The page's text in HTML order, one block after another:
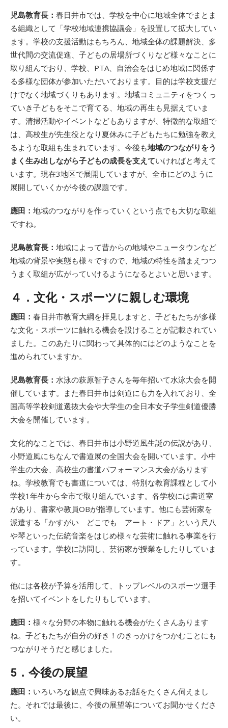
児島教育長： 春日井市では、学校を中心に地域全体でまとま
る組織として「学校地域連携協議会」を設置して拡大してい
ます。学校の支援活動はもちろん、地域全体の課題解決、多
世代間の交流促進、子どもの居場所づくりなど様々なことに
取り組んでおり、学校、PTA、自治会をはじめ地域に関係す
る多様な団体が参加いただいております。目的は学校支援だ
けでなく地域づくりもあります。地域コミュニティをつくっ
ていき子どもをそこで育てる、地域の再生も見据えていま
す。清掃活動やイベントなどもありますが、特徴的な取組で
は、高校生が先生役となり夏休みに子どもたちに勉強を教え
るような取組も生まれています。今後も地域のつながりをう
まく生み出しながら子どもの成長を支えていければと考えて
います。現在3地区で展開していますが、全市にどのように
展開していくかが今後の課題です。
應田： 地域のつながりを作っていくという点でも大切な取組
ですね。
児島教育長： 地域によって昔からの地域やニュータウンなど
地域の背景や実態も様々ですので、地域の特性を踏まえつつ
うまく取組が広がっていけるようになるとよいと思います。
４．文化・スポーツに親しむ環境
應田： 春日井市教育大綱を拝見しますと、子どもたちが多様
な文化・スポーツに触れる機会を設けることが記載されてい
ました。このあたりに関わって具体的にはどのようなことを
進められていますか。
児島教育長： 水泳の萩原智子さんを毎年招いて水泳大会を開
催しています。また春日井市は剣道にも力を入れており、全
国高等学校剣道選抜大会や大学生の全日本女子学生剣道優勝
大会を開催しています。
文化的なことでは、春日井市は小野道風生誕の伝説があり、
小野道風にちなんで書道展の全国大会を開いています。小中
学生の大会、高校生の書道パフォーマンス大会があります
ね。学校教育でも書道については、特別な教育課程として小
学校1年生から全市で取り組んでいます。各学校には書道室
があり、書家や教員OBが指導しています。他にも芸術家を
派遣する「かすがい どこでも アート・ドア」という尺八
や琴といった伝統音楽をはじめ様々な芸術に触れる事業を行
っています。学校に訪問し、芸術家が授業をしたりしていま
す。
他には各校が予算を活用して、トップレベルのスポーツ選手
を招いてイベントをしたりもしています。
應田： 様々な分野の本物に触れる機会がたくさんあります
ね。子どもたちが自分の好き！のきっかけをつかむことにも
つながりそうだと感じました。
5 ．今後の展望
應田： いろいろな観点で興味あるお話をたくさん伺えまし
た。それでは最後に、今後の展望等についてお聞かせくださ
い。